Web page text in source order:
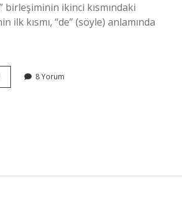
birleşiminin ikinci kısmındaki
ilk kısmı, “de” (söyle) anlamında
Dedikodu 8 Yorum